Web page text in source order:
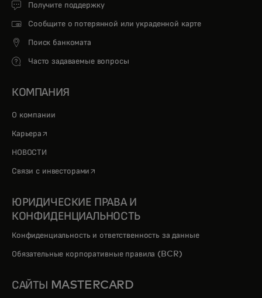
Получите поддержку
Сообщите о потерянной или украденной карте
Поиск банкомата
Часто задаваемые вопросы
КОМПАНИЯ
О компании
Карьера opens in a new tab
НОВОСТИ
Связи с инвесторами opens in a new tab
ЮРИДИЧЕСКИЕ ПРАВА И
КОНФИДЕНЦИАЛЬНОСТЬ
Конфиденциальность и ответственность за данные
Обязательные корпоративные правила (BCR)
САЙТЫ MASTERCARD